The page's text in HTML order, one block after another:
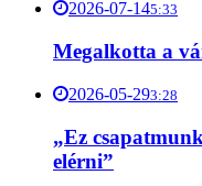
2026-07-145:33
Megalkotta a
2026-05-293:28
„Ez
elérni”